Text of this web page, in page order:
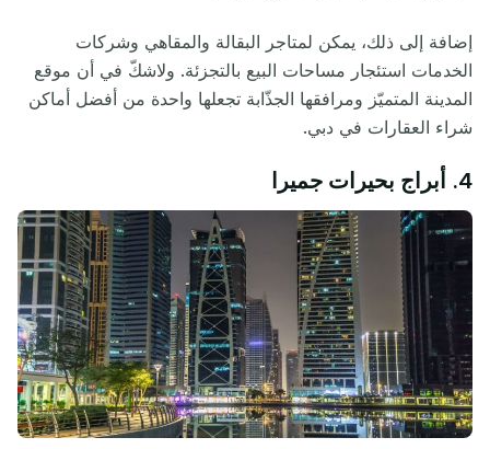
إضافة إلى ذلك، يمكن لمتاجر البقالة والمقاهي وشركات
الخدمات استئجار مساحات البيع بالتجزئة. ولاشكّ في أن موقع
المدينة المتميّز ومرافقها الجذّابة تجعلها واحدة من أفضل أماكن
شراء العقارات في دبي.
4. أبراج بحيرات جميرا